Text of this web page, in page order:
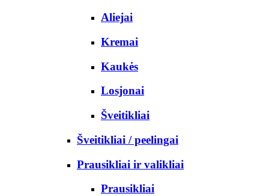
Aliejai
Kremai
Kaukės
Losjonai
Šveitikliai
Šveitikliai / peelingai
Prausikliai ir valikliai
Prausikliai